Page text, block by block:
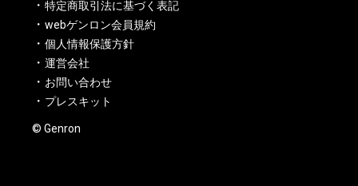
特定商取引法に基づく表記
webゲンロン会員規約
個人情報保護方針
運営会社
お問い合わせ
プレスキット
© Genron